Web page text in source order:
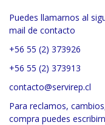
Puedes llamarnos al
mail de contacto
+56 55 (2) 373926
+56 55 (2) 373913
contacto@servirep.cl
Para reclamos,
compra puedes